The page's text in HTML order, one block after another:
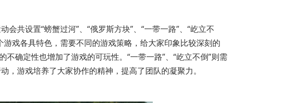
共设置“螃蟹过河”、“俄罗斯方块”、“一带一路”、“屹立不
戏各具特色，需要不同的游戏策略，给大家印象比较深刻的
确定性也增加了游戏的可玩性。“一带一路”、“屹立不倒”则需
游戏培养了大家协作的精神，提高了团队的凝聚力。